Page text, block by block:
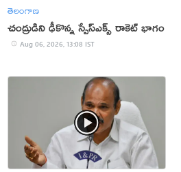
తెలంగాణ
చంద్రుడిని ఢీకొన్న స్పేస్‌ఎక్స్ రాకెట్ భాగం
Aug 06, 2026, 13:08 IST